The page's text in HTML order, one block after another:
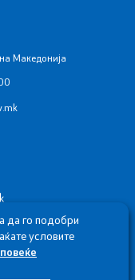
Македонија
да го подобри
условите